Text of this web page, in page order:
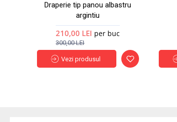
Draperie tip panou albastru
argintiu
210,00 LEI per buc
300,00 LEI
Vezi produsul